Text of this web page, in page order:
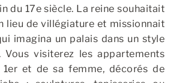
du 17e siècle. La reine souhaitait
lieu de villégiature et missionnait
imagina un palais dans un style
Vous visiterez les appartements
et de sa femme, décorés de